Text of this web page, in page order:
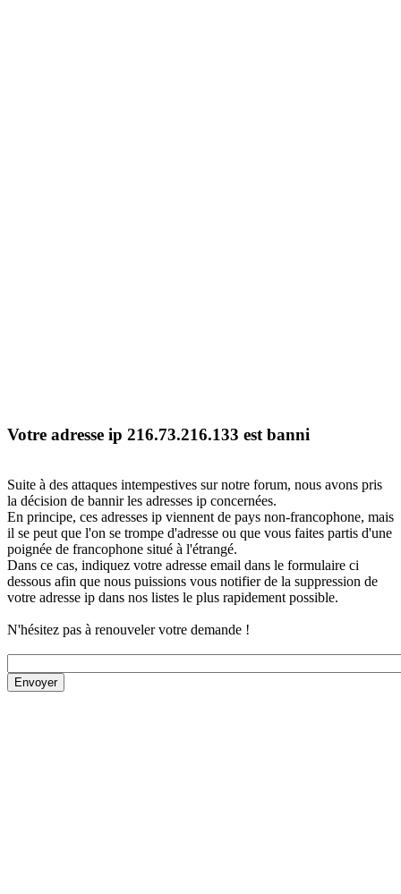
Votre adresse ip 216.73.216.133 est banni
Suite à des attaques intempestives sur notre forum, nous avons pris
la décision de bannir les adresses ip concernées.
En principe, ces adresses ip viennent de pays non-francophone, mais
il se peut que l'on se trompe d'adresse ou que vous faites partis d'une
poignée de francophone situé à l'étrangé.
Dans ce cas, indiquez votre adresse email dans le formulaire ci
dessous afin que nous puissions vous notifier de la suppression de
votre adresse ip dans nos listes le plus rapidement possible.
N'hésitez pas à renouveler votre demande !